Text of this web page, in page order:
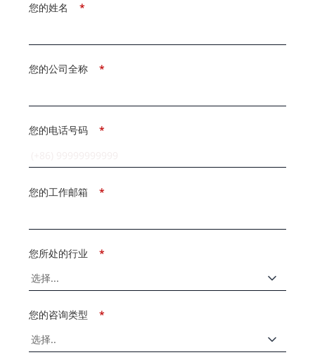
*
您的姓名
*
您的公司全称
*
您的电话号码
*
您的工作邮箱
*
您所处的行业
*
您的咨询类型